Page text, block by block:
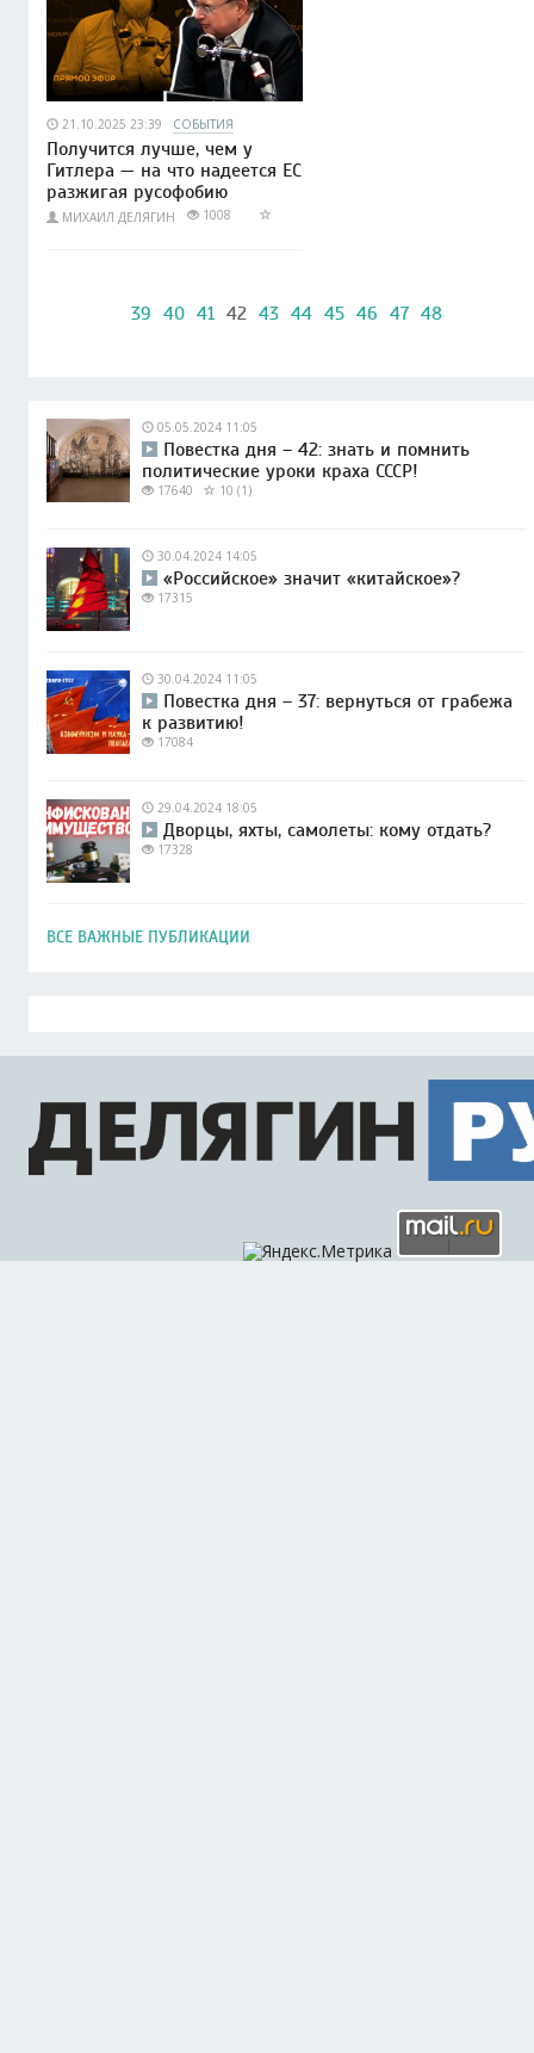
21.10.2025 23:39 СОБЫТИЯ
Получится лучше, чем у
Гитлера — на что надеется ЕС
разжигая русофобию
МИХАИЛ ДЕЛЯГИН 1008
39 40 41 42 43 44 45 46 47 48
05.05.2024 11:05
Повестка дня – 42: знать и помнить
политические уроки краха СССР!
17640 10 (1)
30.04.2024 14:05
«Российское» значит «китайское»?
17315
30.04.2024 11:05
Повестка дня – 37: вернуться от грабежа
к развитию!
17084
29.04.2024 18:05
Дворцы, яхты, самолеты: кому отдать?
17328
ВСЕ ВАЖНЫЕ ПУБЛИКАЦИИ